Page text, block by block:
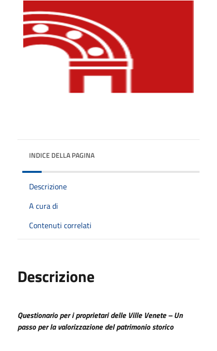
INDICE DELLA PAGINA
Descrizione
A cura di
Contenuti correlati
Descrizione
Questionario per i proprietari delle Ville Venete – Un
passo per la valorizzazione del patrimonio storico